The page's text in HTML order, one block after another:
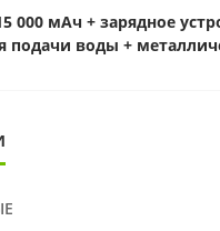
000 мАч + зарядное
подачи воды +